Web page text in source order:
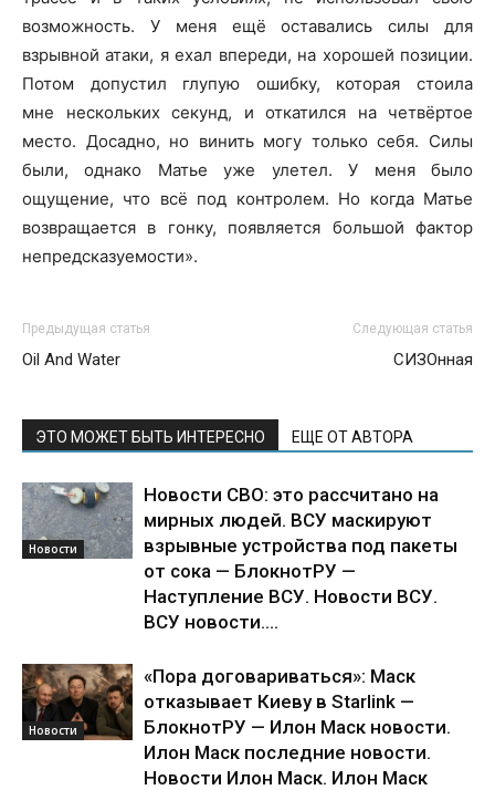
возможность. У меня ещё оставались силы для
взрывной атаки, я ехал впереди, на хорошей позиции.
Потом допустил глупую ошибку, которая стоила
мне нескольких секунд, и откатился на четвёртое
место. Досадно, но винить могу только себя. Силы
были, однако Матье уже улетел. У меня было
ощущение, что всё под контролем. Но когда Матье
возвращается в гонку, появляется большой фактор
непредсказуемости».
Предыдущая статья
Oil And Water
Следующая статья
СИЗОнная
ЭТО МОЖЕТ БЫТЬ ИНТЕРЕСНО ЕЩЕ ОТ АВТОРА
Новости
Новости СВО: это рассчитано на
мирных людей. ВСУ маскируют
взрывные устройства под пакеты
от сока — БлокнотРУ —
Наступление ВСУ. Новости ВСУ.
ВСУ новости....
Новости
«Пора договариваться»: Маск
отказывает Киеву в Starlink —
БлокнотРУ — Илон Маск новости.
Илон Маск последние новости.
Новости Илон Маск. Илон Маск